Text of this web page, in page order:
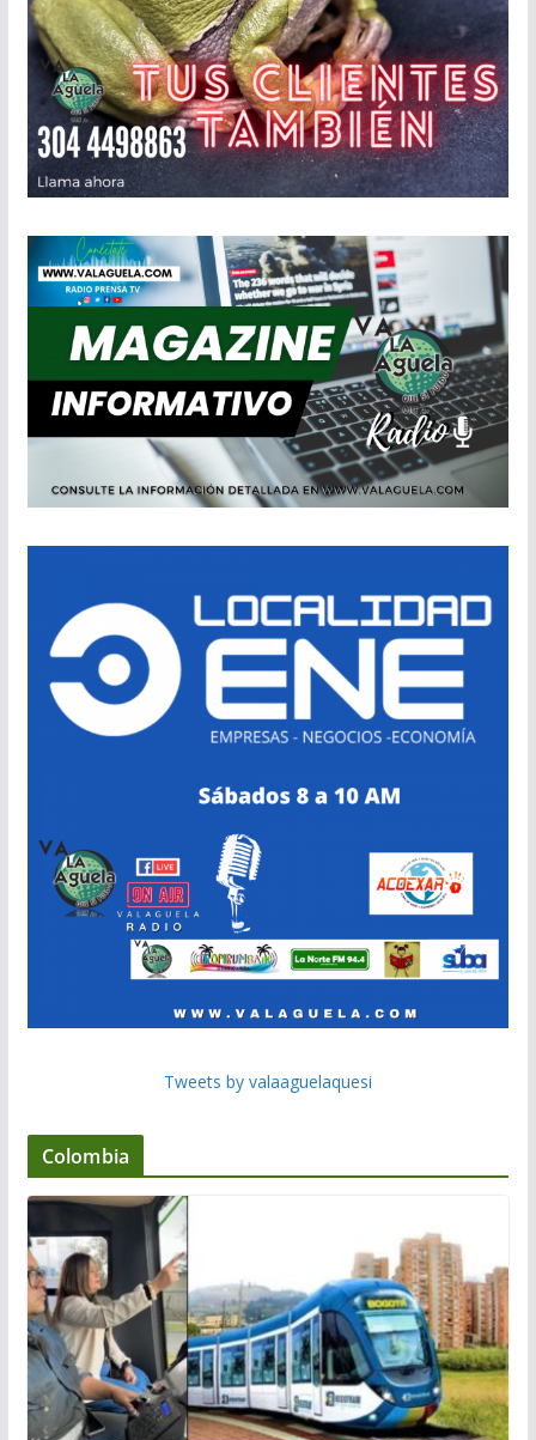
Tweets by valaaguelaquesi
Colombia